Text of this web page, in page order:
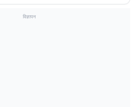
विज्ञापन